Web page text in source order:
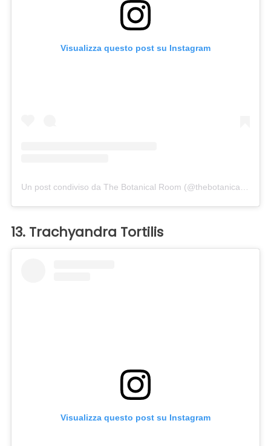
Visualizza questo post su Instagram
13. Trachyandra Tortilis
Visualizza questo post su Instagram